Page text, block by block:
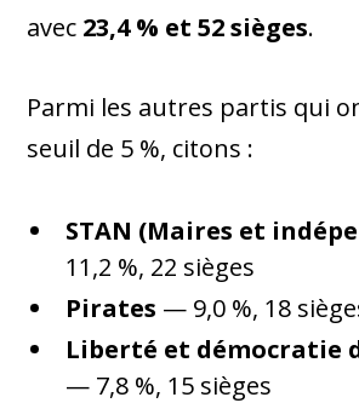
avec 23,4 % et 52 sièges.
Parmi les autres partis qui
seuil de 5 %, citons :
STAN (Maires et
11,2 %, 22 sièges
Pirates — 9,0 %, 18
Liberté et démocratie
— 7,8 %, 15 sièges